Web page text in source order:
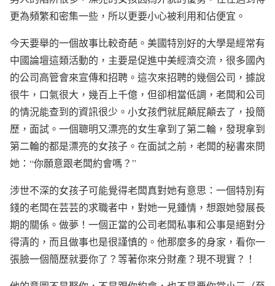
更為頻繁和密集一些，所以更要小心被利用和佔便宜。
今天要舉的一個故事比較奇葩。美國特別好的大學是經常有
中國論壇這類活動的，主要是促進中美經濟交流，很多國內
的公司高管會來宣傳和招聘。這次來招聘的幾個公司，據說
很牛，口氣很大，幾百上千億，但卻相當低調，老闆和公司
的情況能查到的資訊很少。小女孩們就屁顛屁顛去了，投簡
歷，面試。一個聰明又漂亮的女生拿到了第二輪，發現拿到
第二輪的都是漂亮的女孩子。在面試之前，老闆的秘書來問
她： “你願意跟老闆約會嗎？”
涉世不深的女孩子可能覺得老闆真對她有意思：一個特別有
錢的老闆在芸芸的求職者中，對她一見鍾情，想跟她發展長
期的關係。做夢！一個正當的公司老闆私事和公事是絕對分
得清的，而且做事也是很謹慎的。他那麼多的身家，看你一
張臉一個簡歷就要你了？等著你來分財產？現不現實？！